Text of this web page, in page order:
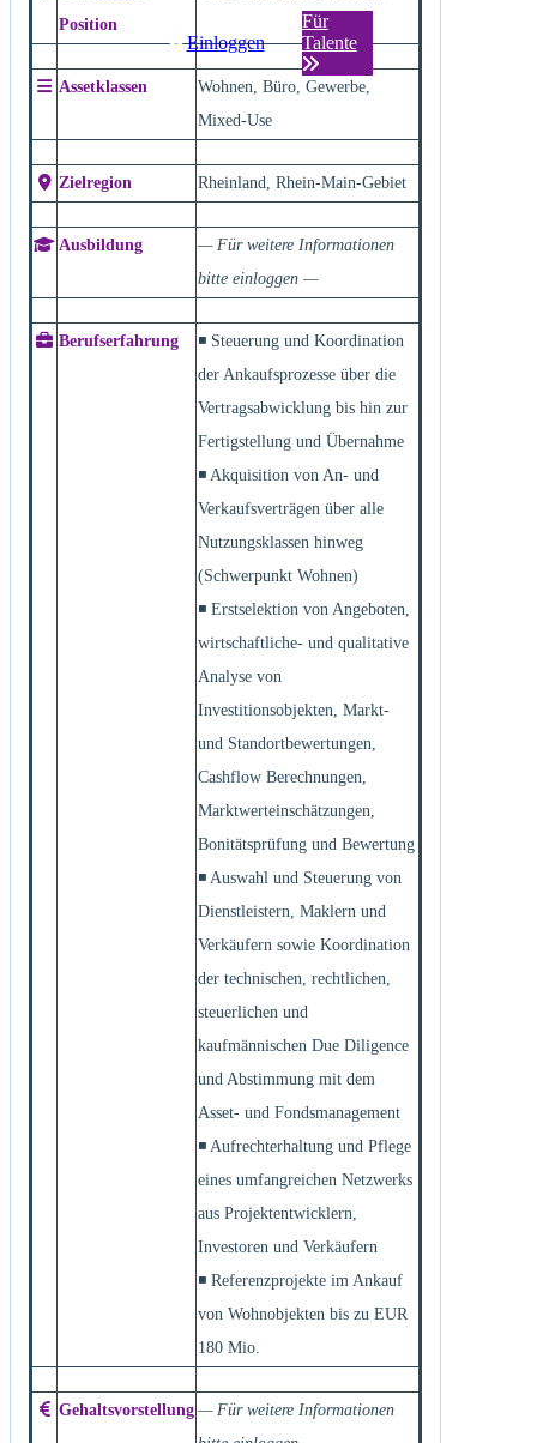
Einloggen
Für
Talente
Position
Assetklassen
Wohnen, Büro, Gewerbe,
Mixed-Use
Zielregion Rheinland, Rhein-Main-Gebiet
Ausbildung
— Für weitere Informationen
bitte einloggen —
Berufserfahrung
◾ Steuerung und Koordination
der Ankaufsprozesse über die
Vertragsabwicklung bis hin zur
Fertigstellung und Übernahme
◾ Akquisition von An- und
Verkaufsverträgen über alle
Nutzungsklassen hinweg
(Schwerpunkt Wohnen)
◾ Erstselektion von Angeboten,
wirtschaftliche- und qualitative
Analyse von
Investitionsobjekten, Markt-
und Standortbewertungen,
Cashflow Berechnungen,
Marktwerteinschätzungen,
Bonitätsprüfung und Bewertung
◾ Auswahl und Steuerung von
Dienstleistern, Maklern und
Verkäufern sowie Koordination
der technischen, rechtlichen,
steuerlichen und
kaufmännischen Due Diligence
und Abstimmung mit dem
Asset- und Fondsmanagement
◾ Aufrechterhaltung und Pflege
eines umfangreichen Netzwerks
aus Projektentwicklern,
Investoren und Verkäufern
◾ Referenzprojekte im Ankauf
von Wohnobjekten bis zu EUR
180 Mio.
Gehaltsvorstellung — Für weitere Informationen